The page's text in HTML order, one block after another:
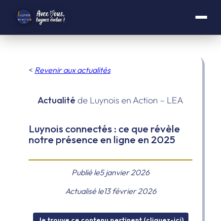
contenu
< Revenir aux actualités
Actualité de Luynois en Action – LEA
Luynois connectés : ce que révèle
notre présence en ligne en 2025
Publié le5 janvier 2026
Actualisé le13 février 2026